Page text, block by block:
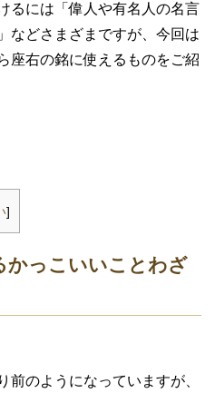
るには「偉人や有名人の名言
などさまざまですが、今回は
座右の銘に使えるものをご紹
]
かっこいいことわざ
前のようになっていますが、